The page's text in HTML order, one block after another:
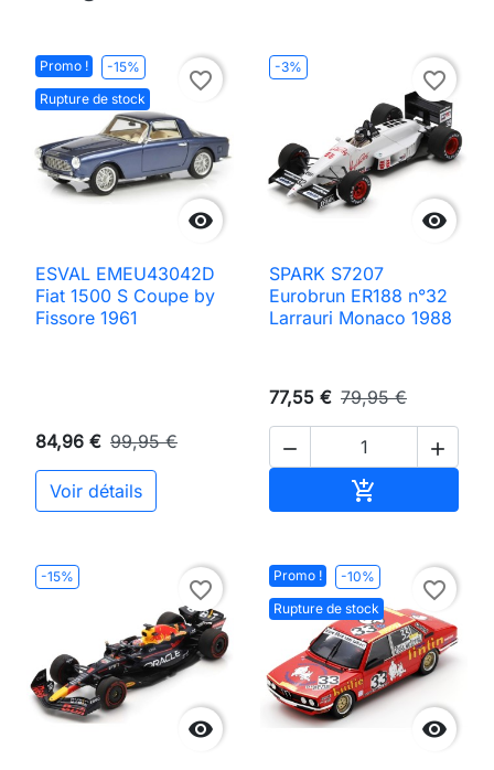
Promo !
-15%
Rupture de stock

favorite_border
ESVAL EMEU43042D
Fiat 1500 S Coupe by
Fissore 1961
84,96 € 99,95 €
Voir détails
-3%

favorite_border
SPARK S7207
Eurobrun ER188 n°32
Larrauri Monaco 1988
77,55 € 79,95 €
 

-15%

favorite_border
Promo !
-10%
Rupture de stock

favorite_border